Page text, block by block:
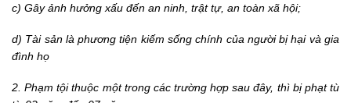
c) Gây ảnh hưởng xấu đến an ninh, trật tự, an toàn xã hội;
d) Tài sản là phương tiện kiếm sống chính của người bị hại và gia
đình họ
2. Phạm tội thuộc một trong các trường hợp sau đây, thì bị phạt tù